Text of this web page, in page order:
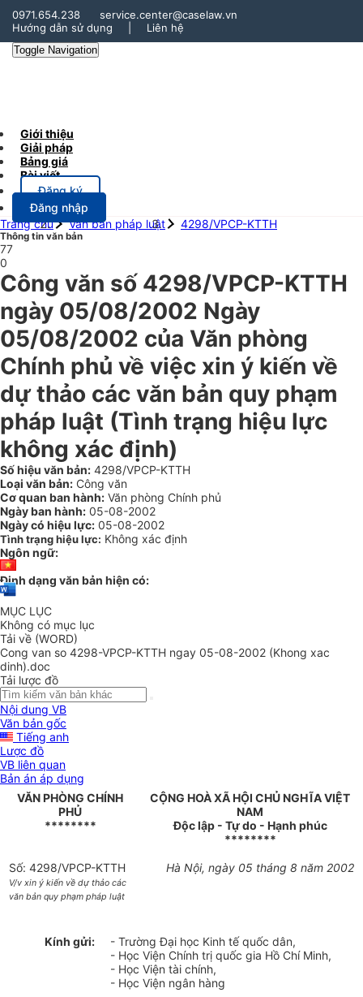
0971.654.238
service.center@caselaw.vn
Hướng dẫn sử dụng
Liên hệ
Toggle Navigation
Giới thiệu
Giải pháp
Bảng giá
Bài viết
Đăng ký
Đăng nhập
Trang chủ
Văn bản pháp luật 4298/VPCP-KTTH
Thông tin văn bản
77
0
Công văn số 4298/VPCP-KTTH
ngày 05/08/2002 Ngày
05/08/2002 của Văn phòng
Chính phủ về việc xin ý kiến về
dự thảo các văn bản quy phạm
pháp luật (Tình trạng hiệu lực
không xác định)
Số hiệu văn bản: 4298/VPCP-KTTH
Loại văn bản: Công văn
Cơ quan ban hành: Văn phòng Chính phủ
Ngày ban hành: 05-08-2002
Ngày có hiệu lực: 05-08-2002
Tình trạng hiệu lực: Không xác định
Ngôn ngữ:
Định dạng văn bản hiện có:
MỤC LỤC
Không có mục lục
Tải về (WORD)
Cong van so 4298-VPCP-KTTH ngay 05-08-2002 (Khong xac
dinh).doc
Tải lược đồ
Nội dung VB
Văn bản gốc
Tiếng anh
Lược đồ
VB liên quan
Bản án áp dụng
VĂN PHÒNG CHÍNH
PHỦ
********
CỘNG HOÀ XÃ HỘI CHỦ NGHĨA VIỆT
NAM
Độc lập - Tự do - Hạnh phúc
********
Số: 4298/VPCP-KTTH
V/v xin ý kiến về dự thảo các
văn bản quy phạm pháp luật
Hà Nội, ngày 05 tháng 8 năm 2002
Kính gửi:
- Trường Đại học Kinh tế quốc dân,
- Học Viện Chính trị quốc gia Hồ Chí Minh,
- Học Viện tài chính,
- Học Viện ngân hàng